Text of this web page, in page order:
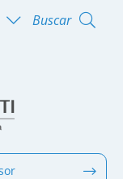
Buscar